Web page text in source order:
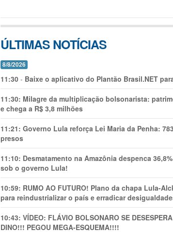
ÚLTIMAS NOTÍCIAS
8/8/2026
11:30 - Baixe o aplicativo do Plantão Brasil.NET
11:30: Milagre da multiplicação bolsonarista:
e chega a R$ 3,8 milhões
11:21: Governo Lula reforça Lei Maria da Penha:
presos
11:10: Desmatamento na Amazônia despenca
sob o governo Lula!
10:59: RUMO AO FUTURO! Plano da chapa Lula-
para reindustrializar o país e erradicar
10:43: VÍDEO: FLÁVIO BOLSONARO SE
DINO!!! PEGOU MEGA-ESQUEMA!!!!